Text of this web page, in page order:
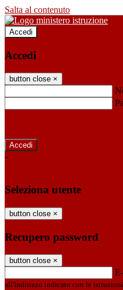
Salta al contenuto
Accedi
Accedi
button close ×
-
Seleziona utente
button close ×
Recupero password
button close ×
all'indirizzo indicato con le istruzioni